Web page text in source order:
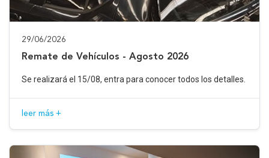
29/06/2026
Remate de Vehículos - Agosto 2026
Se realizará el 15/08, entra para conocer todos los detalles.
leer más +